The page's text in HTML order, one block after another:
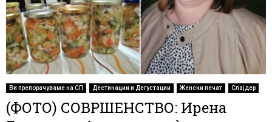
Ви препорачуваме на СП Дестинации и Дегустации Женски печат Слајдер
(ФОТО) СОВРШЕНСТВО: Ирена